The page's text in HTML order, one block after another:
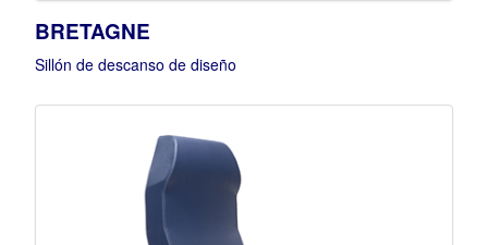
BRETAGNE
Sillón de descanso de diseño